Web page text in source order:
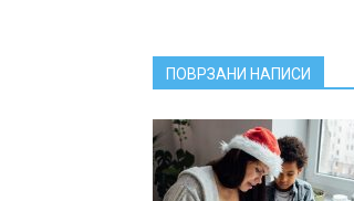
ПОВРЗАНИ НАПИСИ